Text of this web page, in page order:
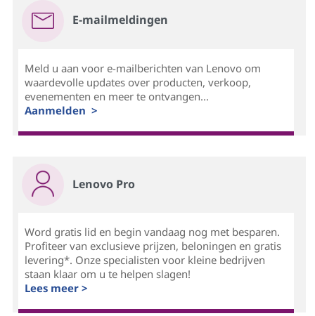
E-mailmeldingen
Meld u aan voor e-mailberichten van Lenovo om
waardevolle updates over producten, verkoop,
evenementen en meer te ontvangen...
Aanmelden >
Lenovo Pro
Word gratis lid en begin vandaag nog met besparen.
Profiteer van exclusieve prijzen, beloningen en gratis
levering*. Onze specialisten voor kleine bedrijven
staan klaar om u te helpen slagen!
Lees meer >